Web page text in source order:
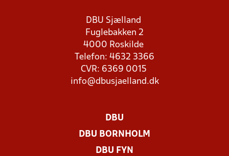
DBU Sjælland
Fuglebakken 2
4000 Roskilde
Telefon: 4632 3366
CVR: 6369 0015
info@dbusjaelland.dk
DBU
DBU BORNHOLM
DBU FYN